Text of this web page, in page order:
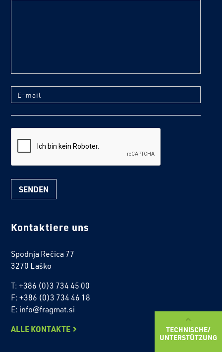
TECHNISCHE/
UNTERSTÜTZUNG
E-mail
Kontaktiere uns
Spodnja Rečica 77
3270 Laško
T: +386 (0)3 734 45 00
F: +386 (0)3 734 46 18
E: info@fragmat.si
ALLE KONTAKTE